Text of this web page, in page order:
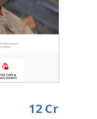
12 Cr